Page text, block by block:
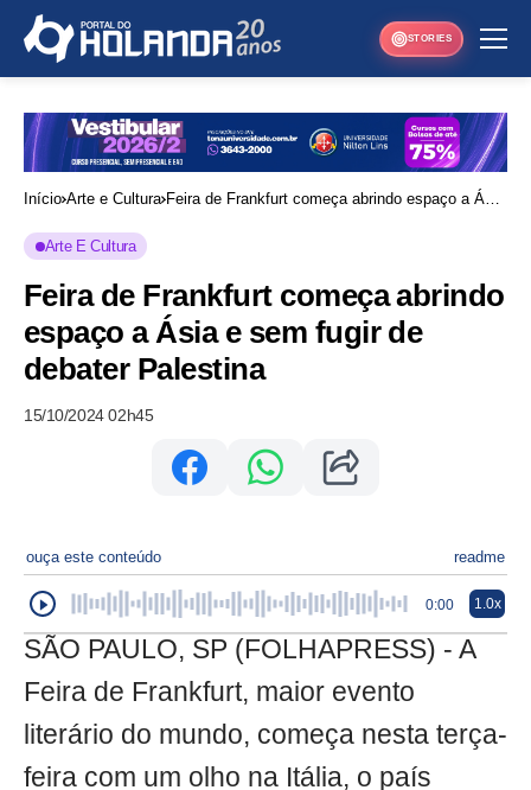
STORIES
Início Arte e Cultura Feira de Frankfurt começa abrindo espaço a Ásia
Arte E Cultura
Feira de Frankfurt começa abrindo
espaço a Ásia e sem fugir de
debater Palestina
15/10/2024 02h45
ouça este conteúdo readme
0:00 1.0x
SÃO PAULO, SP (FOLHAPRESS) - A
Feira de Frankfurt, maior evento
literário do mundo, começa nesta terça-
feira com um olho na Itália, o país